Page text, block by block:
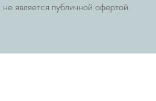
является публичной офертой.